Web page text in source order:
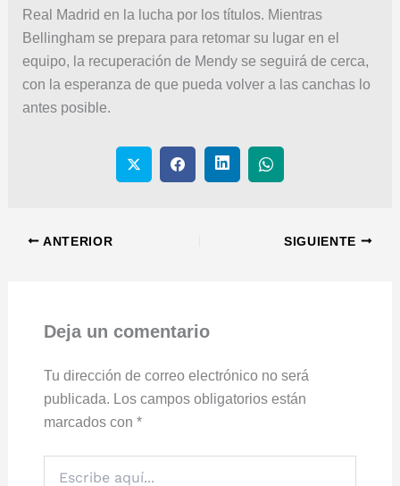
Real Madrid en la lucha por los títulos. Mientras
Bellingham se prepara para retomar su lugar en el
equipo, la recuperación de Mendy se seguirá de cerca,
con la esperanza de que pueda volver a las canchas lo
antes posible.
ANTERIOR SIGUIENTE
Deja un comentario
Tu dirección de correo electrónico no será
publicada. Los campos obligatorios están
marcados con *
aquí...